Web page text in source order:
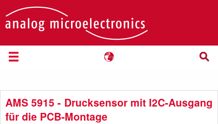
AMS 5915 - Drucksensor mit I2C-Ausgang
für die PCB-Montage